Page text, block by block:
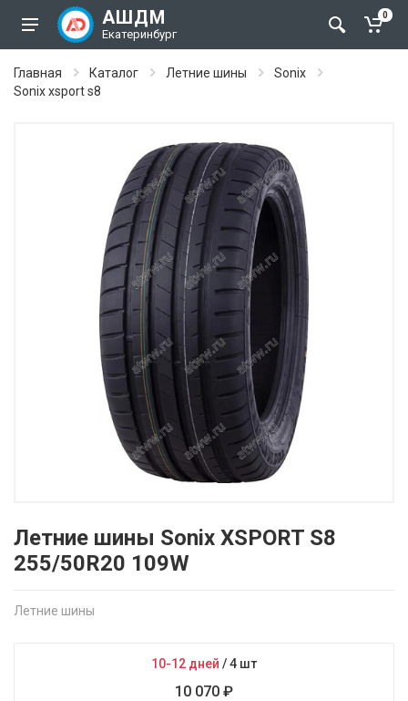
АШДМ
Екатеринбург
0
Главная Каталог Летние шины
Sonix
Sonix xsport s8
Летние шины Sonix XSPORT S8
255/50R20 109W
Летние шины
10-12 дней /4 шт
10 070 ₽